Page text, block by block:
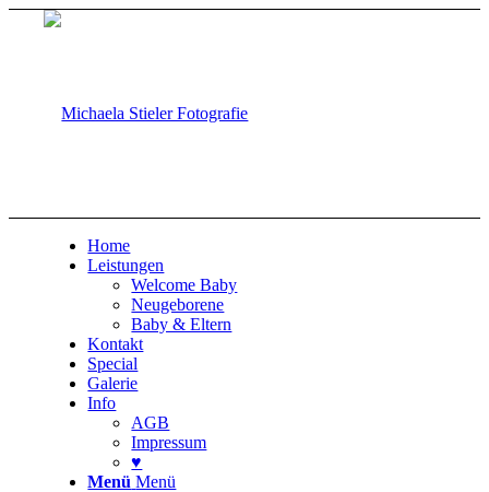
Home
Leistungen
Welcome Baby
Neugeborene
Baby & Eltern
Kontakt
Special
Galerie
Info
AGB
Impressum
♥
Menü Menü